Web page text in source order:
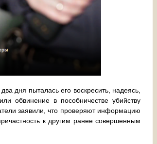
дня пыталась его воскресить, надеясь,
обвинение в пособничестве убийству
заявили, что проверяют информацию
к другим ранее совершенным